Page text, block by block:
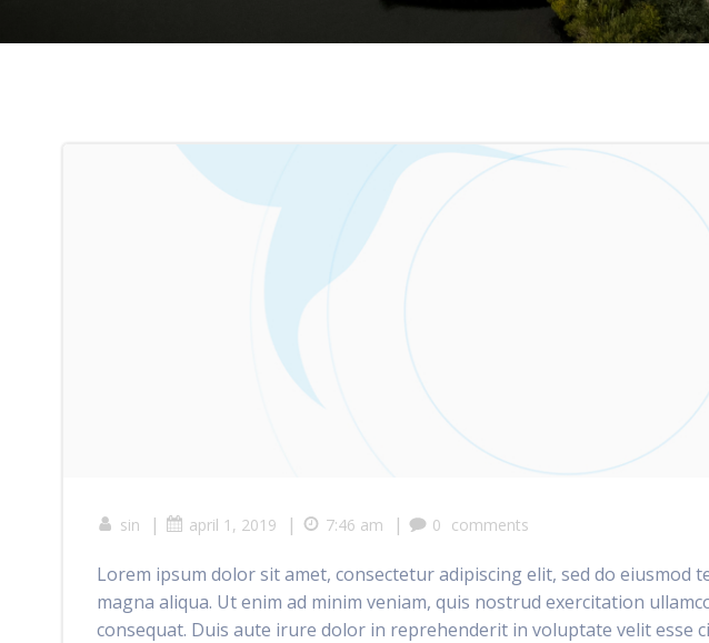
sin | april 1, 2019 | 7:46 am | 0 comments
Lorem ipsum dolor sit amet, consectetur adipiscing elit, sed do eiusmod
magna aliqua. Ut enim ad minim veniam, quis nostrud exercitation
consequat. Duis aute irure dolor in reprehenderit in voluptate velit esse